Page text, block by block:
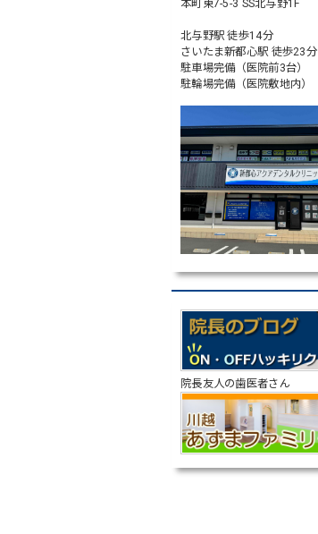
本町東7-5-3 SS北与野1F
北与野駅 徒歩14分
さいたま新都心駅 徒歩23分
駐車場完備（医院前3台）
駐輪場完備（医院敷地内）
院長友人の歯医者さん